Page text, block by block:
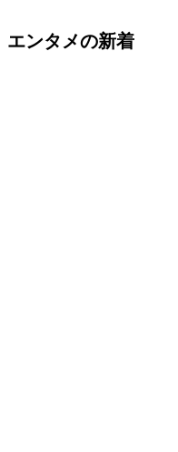
エンタメの新着